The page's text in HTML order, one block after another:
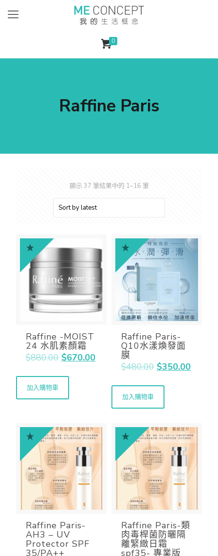
0
Raffine Paris
顯示 37 筆結果中的 1–16 筆
Raffine -MOIST
24 水肌素顏霜
$880.00 $670.00
加入購物車
Raffine Paris-
Q10水漾煥發面
膜
$480.00 $350.00
加入購物車
Raffine Paris-
AH3 – UV
Protector SPF
35/PA++
Raffine Paris-類
肉毒桿菌防曬隔
離緊緻日霜
spf35- 專業版